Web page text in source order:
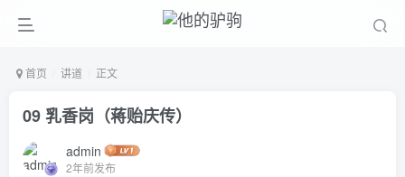
首页 讲道 正文
09 乳香岗（蒋贻庆传）
admin
2年前发布